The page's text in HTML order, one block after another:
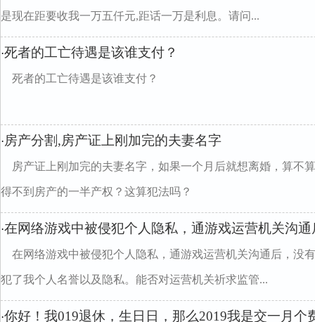
是现在距要收我一万五仟元,距话一万是利息。请问...
·死者的工亡待遇是该谁支付？
死者的工亡待遇是该谁支付？
·房产分割,房产证上刚加完的夫妻名字
房产证上刚加完的夫妻名字，如果一个月后就想离婚，算不
得不到房产的一半产权？这算犯法吗？
·在网络游戏中被侵犯个人隐私，通游戏运营机关沟
在网络游戏中被侵犯个人隐私，通游戏运营机关沟通后，没
犯了我个人名誉以及隐私。能否对运营机关祈求监管...
·你好！我019退休，生日日，那么2019我是交一月个